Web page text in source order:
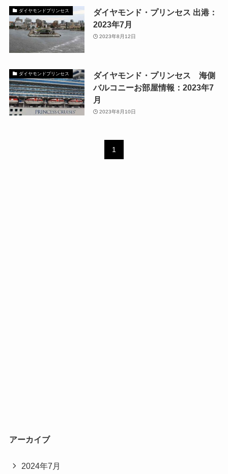
ダイヤモンドプリンセス
ダイヤモンド・プリンセス 出港：
2023年7月
2023年8月12日
ダイヤモンドプリンセス
ダイヤモンド・プリンセス 海側
バルコニーお部屋情報：2023年7
月
2023年8月10日
1
アーカイブ
2024年7月